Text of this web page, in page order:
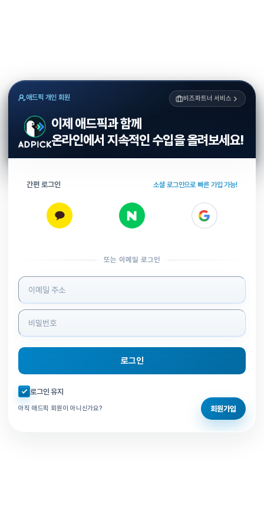
애드픽 개인 회원 비즈파트너 서비스
이제 애드픽과 함께
온라인에서 지속적인 수입을 올려보세요!
간편 로그인 소셜 로그인으로 빠른 가입 가능!
또는 이메일 로그인
로그인 정보 입력
로그인
자동로그인 체크
로그인 유지
아직 애드픽 회원이 아니신가요? 회원가입